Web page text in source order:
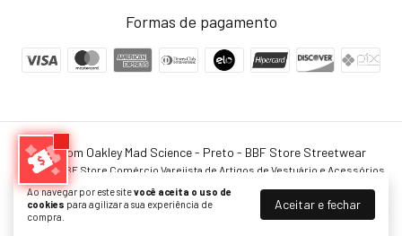
Ao navegar por este sitevocê aceita o uso de
cookies para agilizar a sua experiência de
compra.
Aceitar e fechar
Formas de pagamento
Moletom Oakley Mad Science - Preto - BBF Store Streetwear
©2026. BBF Store Comércio Varejista de Artigos de Vestuário e Acessórios
LTDA - 20634377000100. Todos os direitos reservados.